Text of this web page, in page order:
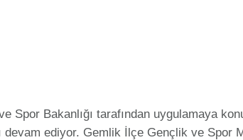
Spor Bakanlığı tarafından uygulamaya
devam ediyor. Gemlik İlçe Gençlik ve Spor